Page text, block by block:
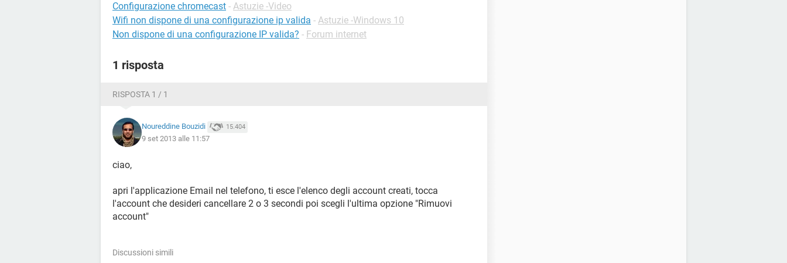
Configurazione chromecast - Astuzie -Video
Wifi non dispone di una configurazione ip valida - Astuzie -Windows 10
Non dispone di una configurazione IP valida? - Forum internet
1 risposta
RISPOSTA 1 / 1
Noureddine Bouzidi 15.404
9 set 2013 alle 11:57
ciao,
apri l'applicazione Email nel telefono, ti esce l'elenco degli account creati, tocca
l'account che desideri cancellare 2 o 3 secondi poi scegli l'ultima opzione "Rimuovi
account"
Discussioni simili